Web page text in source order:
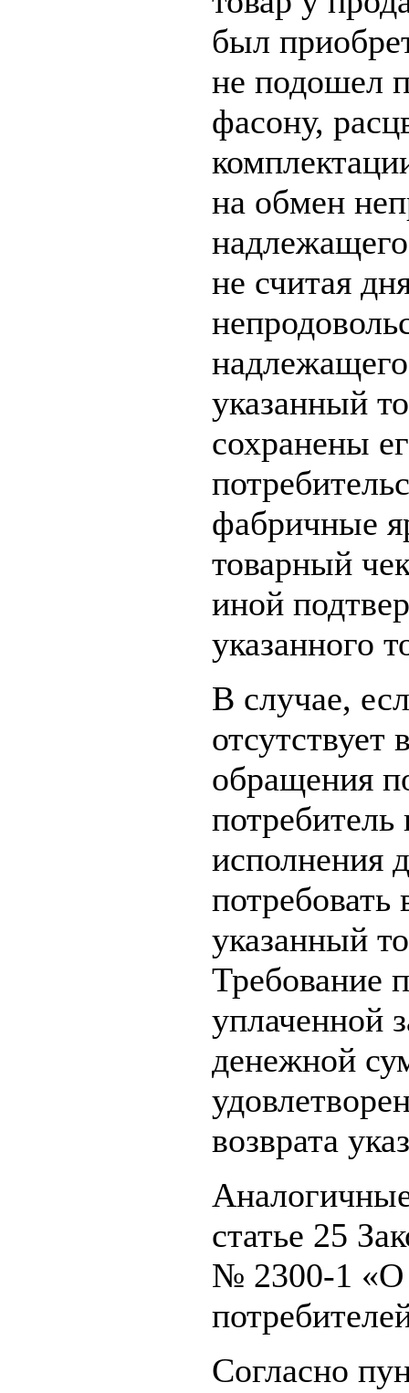
был
не подошел
фасону,
на обмен
не считая
указанный
сохранены
фабричные
товарный
иной
указанного
В случае,
отсутствует
обращения
потребитель
исполнения
потребовать
указанный
Требование
уплаченной
денежной
возврата
статье 25
№ 2300-1 «О
Согласно